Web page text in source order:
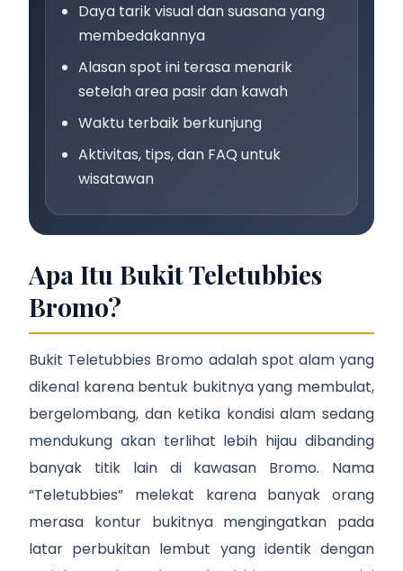
Daya tarik visual dan suasana yang
membedakannya
Alasan spot ini terasa menarik
setelah area pasir dan kawah
Waktu terbaik berkunjung
Aktivitas, tips, dan FAQ untuk
wisatawan
Apa Itu Bukit Teletubbies
Bromo?
Bukit Teletubbies Bromo adalah spot alam yang
dikenal karena bentuk bukitnya yang membulat,
bergelombang, dan ketika kondisi alam sedang
mendukung akan terlihat lebih hijau dibanding
banyak titik lain di kawasan Bromo. Nama
“Teletubbies” melekat karena banyak orang
merasa kontur bukitnya mengingatkan pada
latar perbukitan lembut yang identik dengan